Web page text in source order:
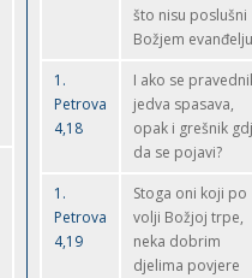
što nisu poslušni
Božjem
1.
Petrova
4,18
I ako se
jedva spasava,
opak i grešnik
da se pojavi?
1.
Petrova
4,19
Stoga oni koji po
volji Božjoj trpe,
neka dobrim
djelima povjere